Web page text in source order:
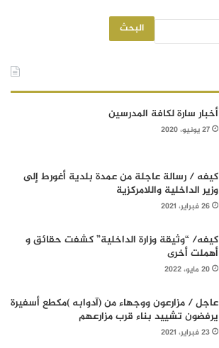
البحث
أخبار سارة لكافة المدرسين
27 يونيو، 2020
كيفه / رسالة عاجلة من عمدة بلدية أغورط إلى
وزير الداخلية واللامركزية
26 فبراير، 2021
كيفه/ “وثيقة وزارة الداخلية” كشفت حقائق و
أهملت أخرى
20 مايو، 2022
عاجل / مزارعون ووجهاء من (آدوابه )مكطع أسفيرة
يرفضون تشييد بناء قرب مزارعهم
23 فبراير، 2021